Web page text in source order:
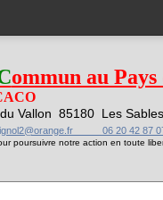
ommun au Pays
Vallon 85180 Les
06 20 42 87
poursuivre notre action en toute